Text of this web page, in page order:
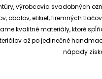
výrobcovia svadobných
obalov, etikiet, firemných
kvalitné materiály, ktoré
až po jedinečné
nápady